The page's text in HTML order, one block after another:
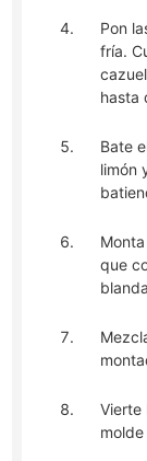
Pon
fría.
hasta
Bate
limón
que
Vierte